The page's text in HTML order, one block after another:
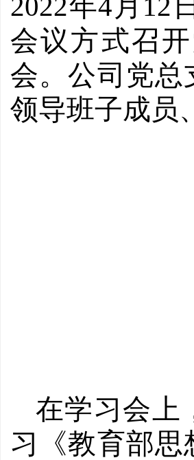
2022年4月12
会议方式召开
会。公司党
领导班子成员
在学习会上
习《教育部